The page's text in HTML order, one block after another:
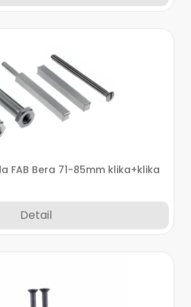
FAB Bera 71-85mm klika+klika
Detail